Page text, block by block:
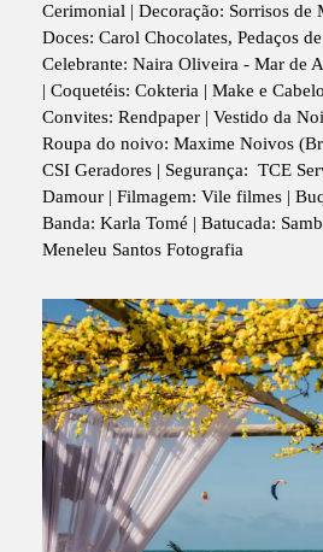
Cerimonial | Decoração: Sorrisos de
Doces: Carol Chocolates, Pedaços
Celebrante: Naira Oliveira - Mar de
| Coquetéis: Cokteria | Make e
Convites: Rendpaper | Vestido da
Roupa do noivo: Maxime Noivos
CSI Geradores | Segurança: TCE
Damour | Filmagem: Vile filmes |
Banda: Karla Tomé | Batucada:
Meneleu Santos Fotografia